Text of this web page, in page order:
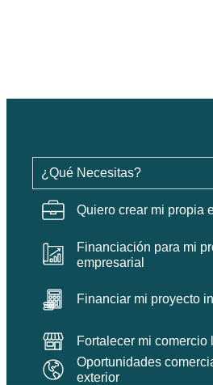
¿Qué Necesitas?
Quiero crear mi propia
Financiación para mi
empresarial
Financiar mi proyecto
Fortalecer mi comercio
Oportunidades
exterior